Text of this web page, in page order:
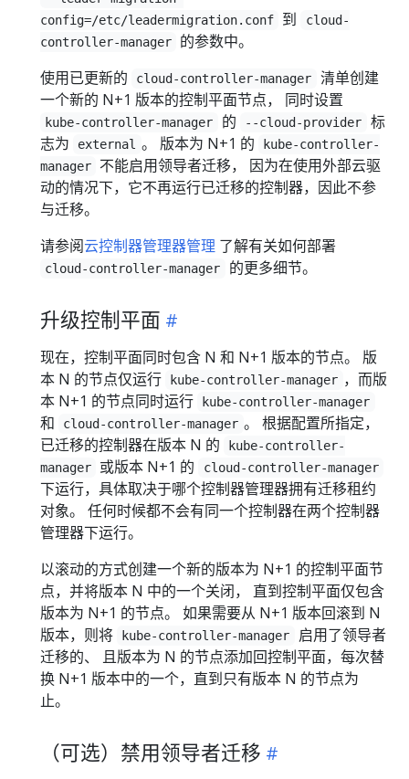
config=/etc/leadermigration.conf
到
cloud-
controller-manager
的参数中。
使用已更新的
cloud-controller-manager
清单创建
一个新的 N+1 版本的控制平面节点， 同时设置
kube-controller-manager 的 --cloud-provider
标
志为
external 。 版本为 N+1 的
kube-controller-
manager
不能启用领导者迁移， 因为在使用外部云驱
动的情况下，它不再运行已迁移的控制器，因此不参
与迁移。
请参阅云控制器管理器管理 了解有关如何部署
cloud-controller-manager 的更多细节。
升级控制平面
现在，控制平面同时包含 N 和 N+1 版本的节点。 版
本 N 的节点仅运行
kube-controller-manager ，而版
本 N+1 的节点同时运行
kube-controller-manager
和 cloud-controller-manager 。 根据配置所指定，
已迁移的控制器在版本 N 的
kube-controller-
manager
或版本 N+1 的 cloud-controller-manager
下运行，具体取决于哪个控制器管理器拥有迁移租约
对象。 任何时候都不会有同一个控制器在两个控制器
管理器下运行。
以滚动的方式创建一个新的版本为 N+1 的控制平面节
点，并将版本 N 中的一个关闭， 直到控制平面仅包含
版本为 N+1 的节点。 如果需要从 N+1 版本回滚到 N
版本，则将
kube-controller-manager
启用了领导者
迁移的、 且版本为 N 的节点添加回控制平面，每次替
换 N+1 版本中的一个，直到只有版本 N 的节点为
止。
（可选）禁用领导者迁移